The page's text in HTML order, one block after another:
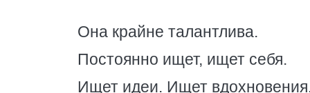
Она крайне талантлива.
Постоянно ищет, ищет себя.
Ищет идеи. Ищет